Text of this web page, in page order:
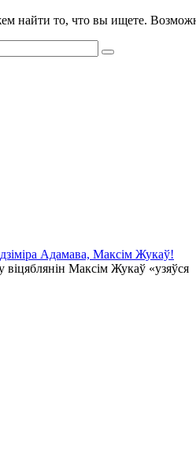
найти то, что вы ищете.
Адамава, Максім Жукаў!
віцяблянін Максім Жукаў «узяўся